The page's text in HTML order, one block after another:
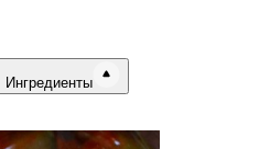
Ингредиенты